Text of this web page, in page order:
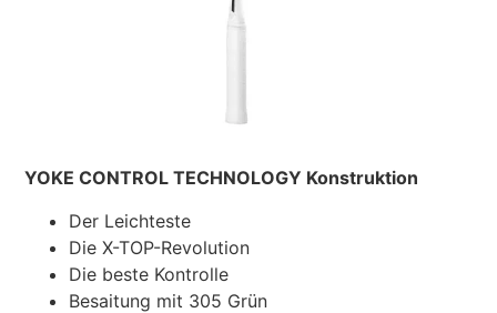
YOKE CONTROL TECHNOLOGY Konstruktion
Der Leichteste
Die X-TOP-Revolution
Die beste Kontrolle
Besaitung mit 305 Grün